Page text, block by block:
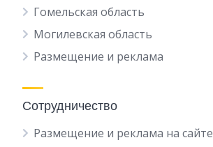
Гомельская область
Могилевская область
Размещение и реклама
Сотрудничество
Размещение и реклама на сайте